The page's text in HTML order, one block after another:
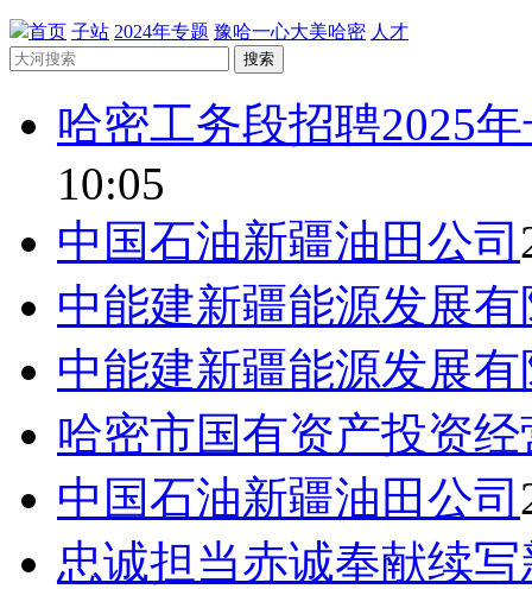
首页 子站 2024年专题 豫哈一心大美哈密 人才
搜索
哈密工务段招聘2025
10:05
中国石油新疆油田公司
中能建新疆能源发展
中能建新疆能源发展
哈密市国有资产投资
中国石油新疆油田公司
忠诚担当赤诚奉献续